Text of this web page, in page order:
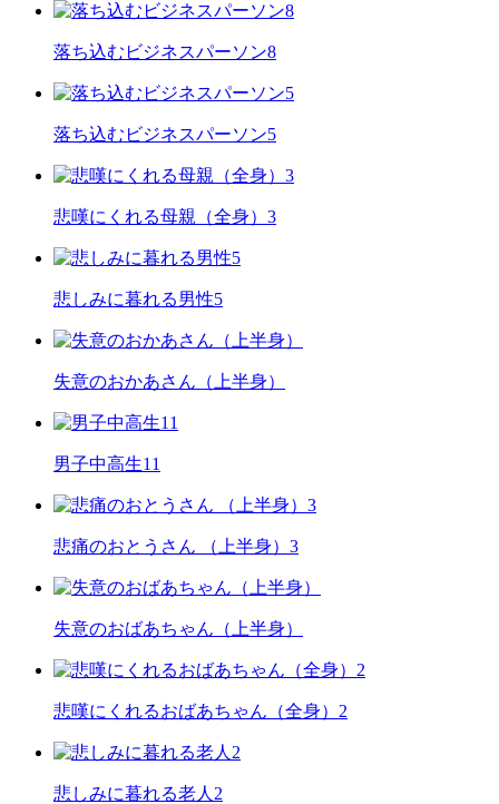
落ち込むビジネスパーソン8
落ち込むビジネスパーソン5
悲嘆にくれる母親（全身）3
悲しみに暮れる男性5
失意のおかあさん（上半身）
男子中高生11
悲痛のおとうさん （上半身）3
失意のおばあちゃん（上半身）
悲嘆にくれるおばあちゃん（全身）2
悲しみに暮れる老人2